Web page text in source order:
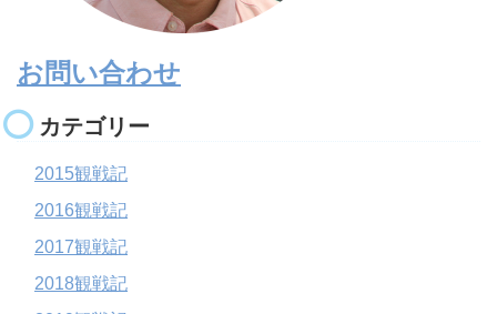
お問い合わせ
カテゴリー
2015観戦記
2016観戦記
2017観戦記
2018観戦記